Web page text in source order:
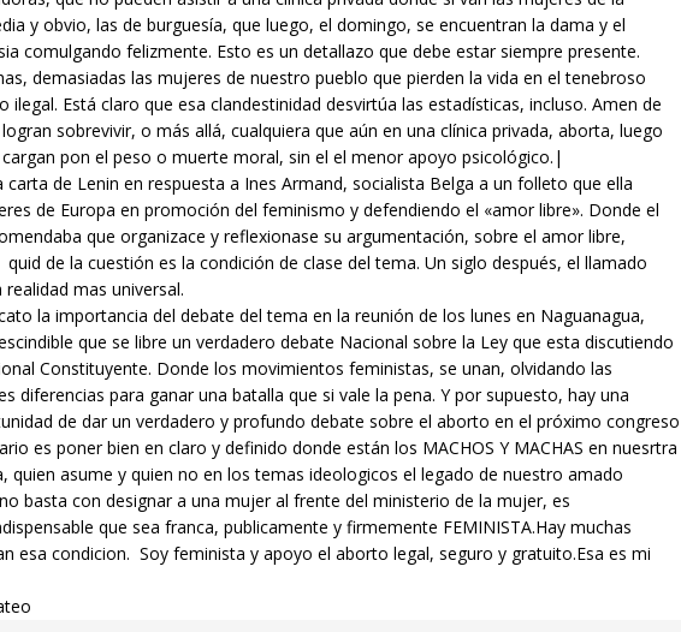
y obvio, las de burguesía, que luego, el domingo, se encuentran la dama y el
comulgando felizmente. Esto es un detallazo que debe estar siempre presente.
demasiadas las mujeres de nuestro pueblo que pierden la vida en el tenebroso
ilegal. Está claro que esa clandestinidad desvirtúa las estadísticas, incluso. Amen de
sobrevivir, o más allá, cualquiera que aún en una clínica privada, aborta, luego
pon el peso o muerte moral, sin el el menor apoyo psicológico.|
de Lenin en respuesta a Ines Armand, socialista Belga a un folleto que ella
de Europa en promoción del feminismo y defendiendo el «amor libre». Donde el
que organizace y reflexionase su argumentación, sobre el amor libre,
de la cuestión es la condición de clase del tema. Un siglo después, el llamado
mas universal.
la importancia del debate del tema en la reunión de los lunes en Naguanagua,
que se libre un verdadero debate Nacional sobre la Ley que esta discutiendo
Constituyente. Donde los movimientos feministas, se unan, olvidando las
diferencias para ganar una batalla que si vale la pena. Y por supuesto, hay una
de dar un verdadero y profundo debate sobre el aborto en el próximo congreso
es poner bien en claro y definido donde están los MACHOS Y MACHAS en nuesrtra
quien asume y quien no en los temas ideologicos el legado de nuestro amado
basta con designar a una mujer al frente del ministerio de la mujer, es
que sea franca, publicamente y firmemente FEMINISTA.Hay muchas
esa condicion. Soy feminista y apoyo el aborto legal, seguro y gratuito.Esa es mi